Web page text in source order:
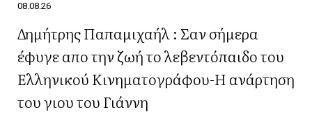
08.08.26
Δημήτρης Παπαμιχαήλ : Σαν σήμερα
έφυγε απο την ζωή το λεβεντόπαιδο του
Ελληνικού Κινηματογράφου-Η ανάρτηση
του γιου του Γιάννη